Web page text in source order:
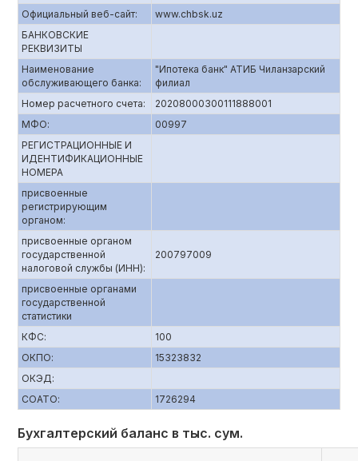
Официальный веб-сайт:
www.chbsk.uz
БАНКОВСКИЕ
РЕКВИЗИТЫ
Наименование
обслуживающего банка:
"Ипотека банк" АТИБ Чиланзарский
филиал
Номер расчетного счета:
20208000300111888001
МФО:
00997
РЕГИСТРАЦИОННЫЕ И
ИДЕНТИФИКАЦИОННЫЕ
НОМЕРА
присвоенные
регистрирующим
органом:
присвоенные органом
государственной
налоговой службы (ИНН):
200797009
присвоенные органами
государственной
статистики
КФС:
100
ОКПО:
15323832
ОКЭД:
СОАТО:
1726294
Бухгалтерский баланс в тыс. сум.